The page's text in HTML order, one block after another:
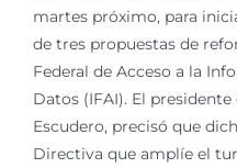
martes próximo, para
de tres propuestas de
Federal de Acceso a la
Datos (IFAI). El
Escudero, precisó que
Directiva que amplíe el